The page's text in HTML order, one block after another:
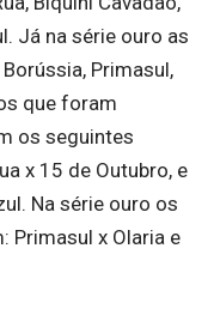
Já na série ouro as
Primasul,
que foram
os seguintes
x 15 de Outubro, e
Na série ouro os
x Olaria e